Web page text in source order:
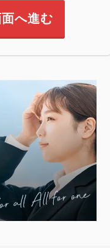
へ進む